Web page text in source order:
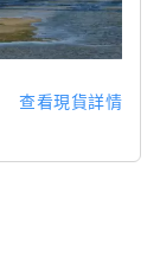
查看現貨詳情